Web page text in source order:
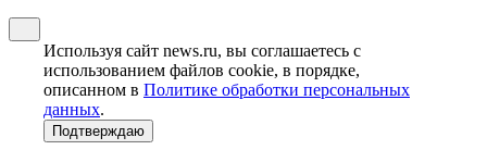
Используя сайт news.ru, вы соглашаетесь с
использованием файлов cookie, в порядке,
описанном в Политике обработки персональных
данных.
Подтверждаю